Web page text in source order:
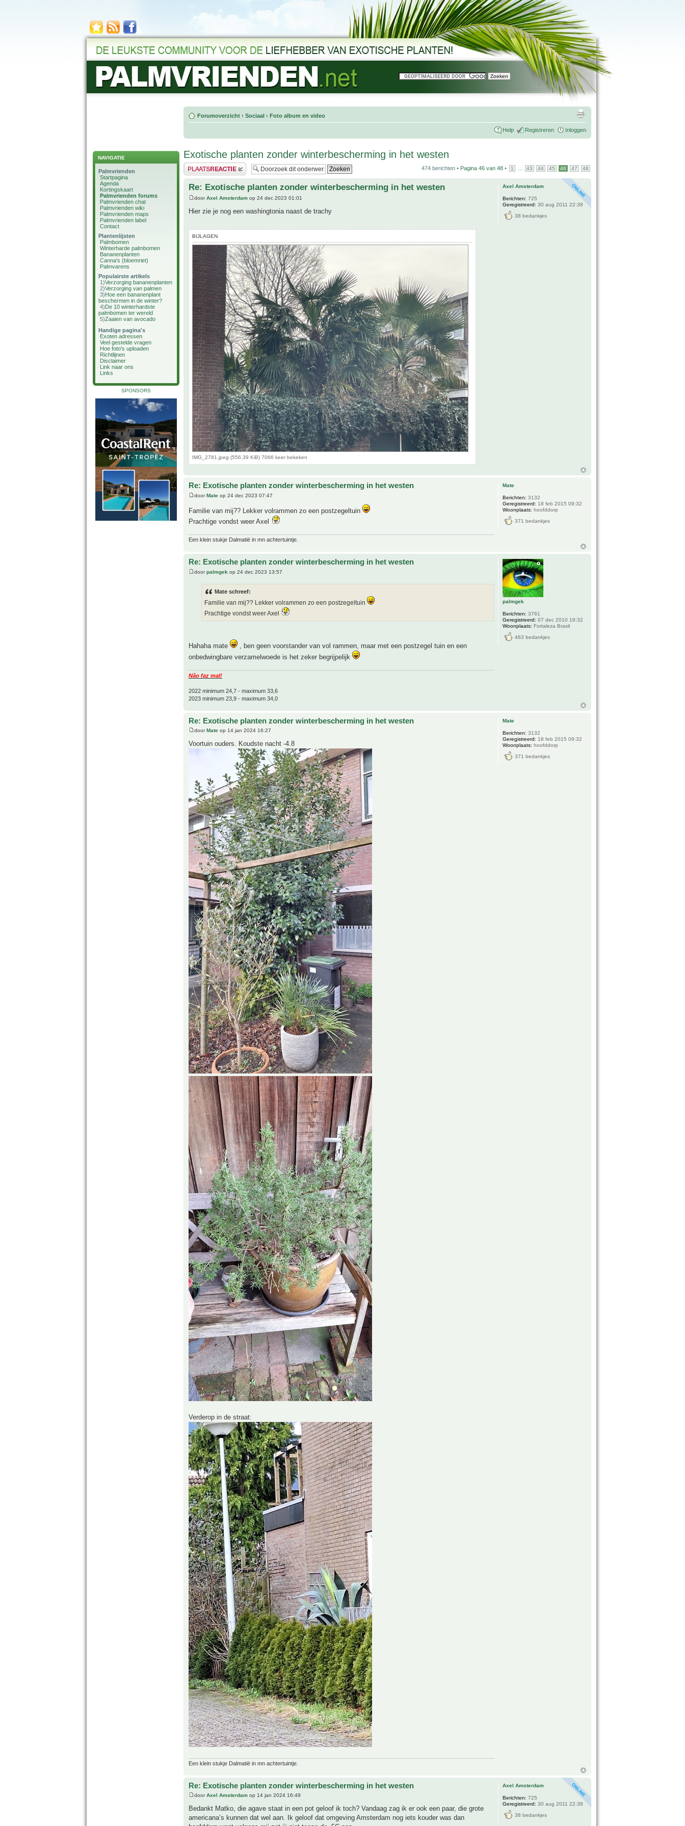
NAVIGATIE
Palmvrienden
Startpagina
Agenda
Kortingskaart
Palmvrienden forums
Palmvrienden chat
Palmvrienden wiki
Palmvrienden maps
Palmvrienden label
Contact
Plantenlijsten
Palmbomen
Winterharde palmbomen
Bananenplanten
Canna's (bloemriet)
Palmvarens
Populairste artikels
1)Verzorging bananenplanten
2)Verzorging van palmen
3)Hoe een bananenplant
beschermen in de winter?
4)De 10 winterhardste
palmbomen ter wereld
5)Zaaien van avocado
Handige pagina's
Exoten adressen
Veel gestelde vragen
Hoe foto's uploaden
Richtlijnen
Disclaimer
Link naar ons
Links
SPONSORS
Forumoverzicht ‹ Sociaal ‹ Foto album en video
Help Registreren Inloggen
Exotische planten zonder winterbescherming in het westen
Plaats een reactie 474 berichten • Pagina 46 van 48 • 1 43 44 45 46 47 48
Re: Exotische planten zonder winterbescherming in het westen
doorAxel Amsterdam op 24 dec 2023 01:01
Hier zie je nog een washingtonia naast de trachy
BIJLAGEN
IMG_2781.jpeg (556.39 KiB) 7066 keer bekeken
Axel Amsterdam
Berichten: 725
Geregistreerd: 30 aug 2011 22:38
38 bedankjes
Re: Exotische planten zonder winterbescherming in het westen
doorMate op 24 dec 2023 07:47
Familie van mij?? Lekker volrammen zo een postzegeltuin
Prachtige vondst weer Axel
Een klein stukje Dalmatië in mn achtertuintje.
Mate
Berichten: 3132
Geregistreerd: 18 feb 2015 09:32
Woonplaats: hoofddorp
371 bedankjes
Re: Exotische planten zonder winterbescherming in het westen
doorpalmgek op 24 dec 2023 13:57
Mate schreef:
Familie van mij?? Lekker volrammen zo een postzegeltuin
Prachtige vondst weer Axel
Hahaha mate
, ben geen voorstander van vol rammen, maar met een postzegel tuin en een
onbedwingbare verzamelwoede is het zeker begrijpelijk
Não faz mal!
2022 minimum 24,7 - maximum 33,6
2023 minimum 23,9 - maximum 34,0
palmgek
Berichten: 3761
Geregistreerd: 07 dec 2010 19:32
Woonplaats: Fortaleza Brasil
463 bedankjes
Re: Exotische planten zonder winterbescherming in het westen
doorMate op 14 jan 2024 16:27
Voortuin ouders. Koudste nacht -4.8
Verderop in de straat:
Een klein stukje Dalmatië in mn achtertuintje.
Mate
Berichten: 3132
Geregistreerd: 18 feb 2015 09:32
Woonplaats: hoofddorp
371 bedankjes
Re: Exotische planten zonder winterbescherming in het westen
doorAxel Amsterdam op 14 jan 2024 16:49
Bedankt Matko, die agave staat in een pot geloof ik toch? Vandaag zag ik er ook een paar, die grote
americana’s kunnen dat wel aan. Ik geloof dat omgeving Amsterdam nog iets kouder was dan
Axel Amsterdam
Berichten: 725
Geregistreerd: 30 aug 2011 22:38
38 bedankjes